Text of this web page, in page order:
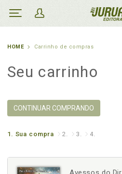
HOME Carrinho de compras
Seu carrinho
CONTINUAR COMPRANDO
1. Sua compra 2. 3. 4.